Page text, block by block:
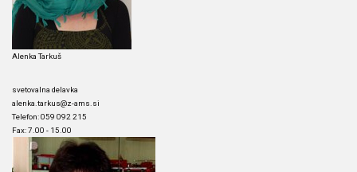
Alenka Tarkuš
svetovalna delavka
alenka.tarkus@z-ams.si
Telefon: 059 092 215
Fax: 7.00 - 15.00